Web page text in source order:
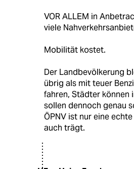
VOR ALLEM in
viele
Mobilität kostet.
Der Landbevölkerung
übrig als mit teuer
fahren, Städter können
sollen dennoch genau
ÖPNV ist nur eine
auch trägt.